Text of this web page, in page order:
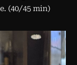
(40/45 min)